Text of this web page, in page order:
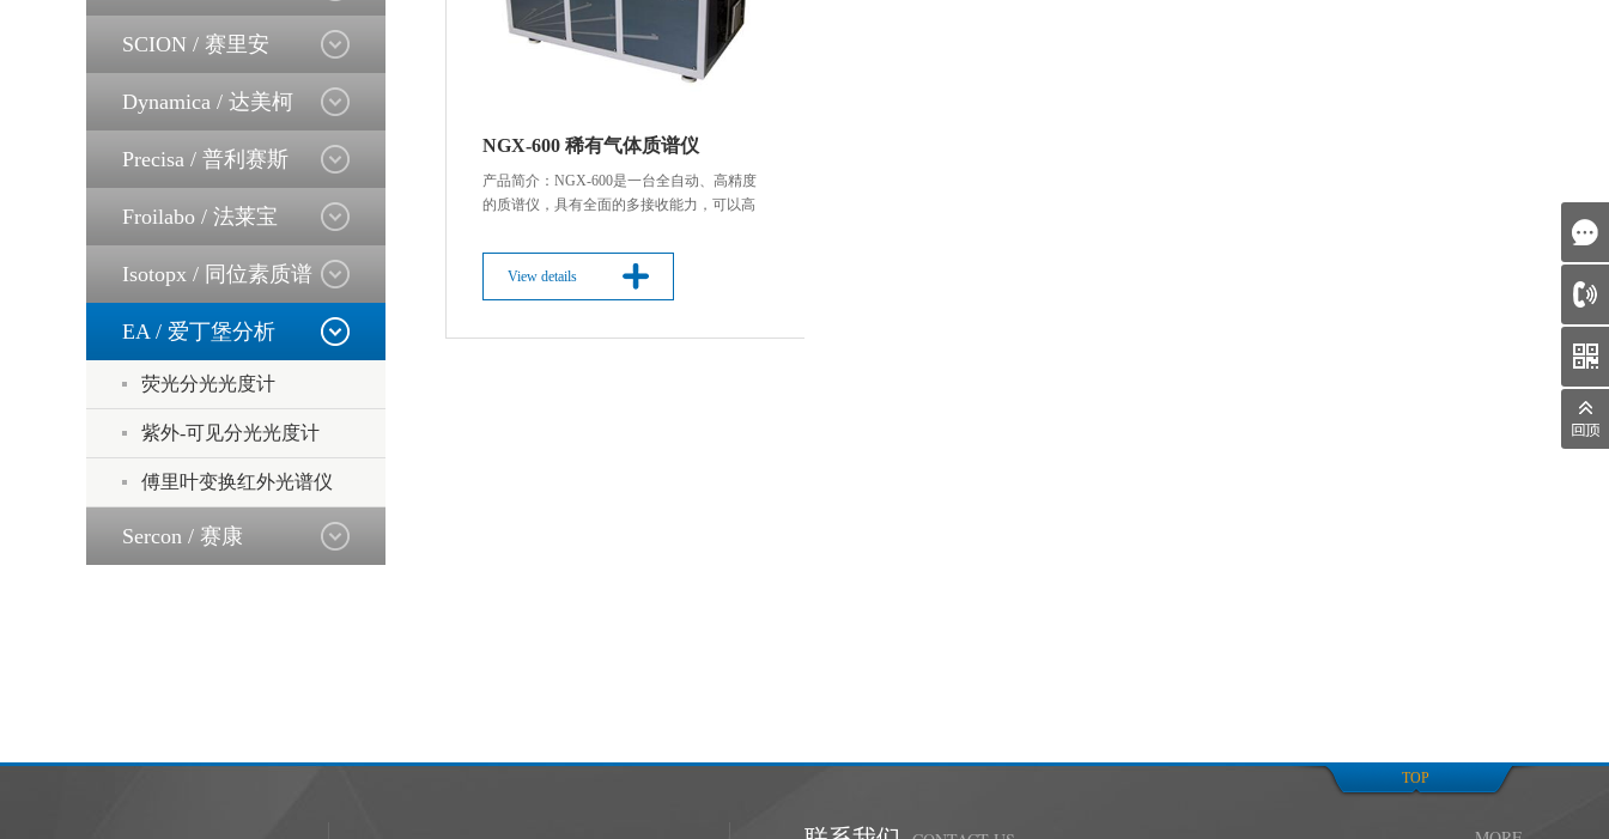
天美（美洲）
Froilabo
SCION / 赛里安
Dynamica / 达美柯
Precisa / 普利赛斯
Froilabo / 法莱宝
Isotopx / 同位素质谱
EA / 爱丁堡分析
荧光分光光度计
紫外-可见分光光度计
傅里叶变换红外光谱仪
Sercon / 赛康
NGX-600 稀有气体质谱仪
产品简介：NGX-600是一台全自动、高精度
的质谱仪，具有全面的多接收能力，可以高
有新一代的高灵敏度的“Nier”型气源和小体积
静态真空计。探测阵列由可以定制组合
View details
TOP